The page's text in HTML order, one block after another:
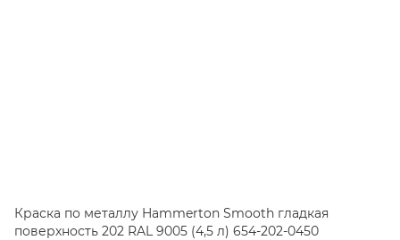
Краска по металлу Hammerton Smooth гладкая
поверхность 202 RAL 9005 (4,5 л) 654-202-0450